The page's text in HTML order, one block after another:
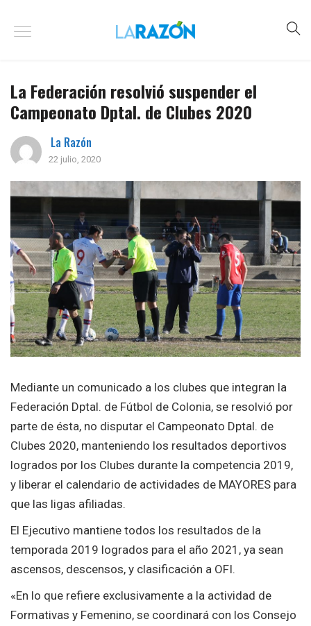
La Federación resolvió suspender el
Campeonato Dptal. de Clubes 2020
La Razón
22 julio, 2020
Mediante un comunicado a los clubes que integran la
Federación Dptal. de Fútbol de Colonia, se resolvió por
parte de ésta, no disputar el Campeonato Dptal. de
Clubes 2020, manteniendo los resultados deportivos
logrados por los Clubes durante la competencia 2019,
y liberar el calendario de actividades de MAYORES para
que las ligas afiliadas.
El Ejecutivo mantiene todos los resultados de la
temporada 2019 logrados para el año 2021, ya sean
ascensos, descensos, y clasificación a OFI.
«En lo que refiere exclusivamente a la actividad de
Formativas y Femenino, se coordinará con los Consejo